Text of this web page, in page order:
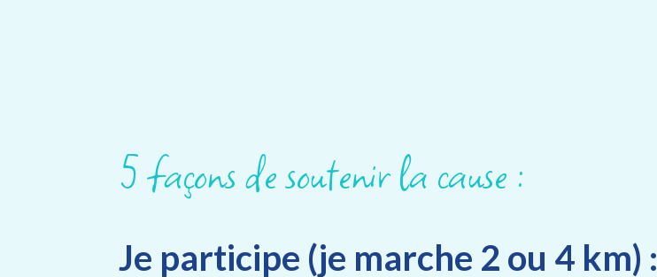
5 façons de soutenir la cause :
Je participe (je marche 2 ou 4 km) :